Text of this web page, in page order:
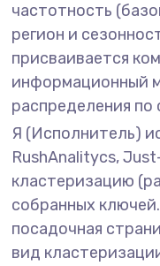
частотность
регион и
присваивается
информационный
распределения по
Я (Исполнитель)
RushAnalitycs,
кластеризацию
собранных
посадочная
вид